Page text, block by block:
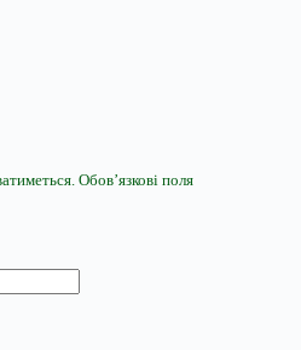
Обов’язкові поля